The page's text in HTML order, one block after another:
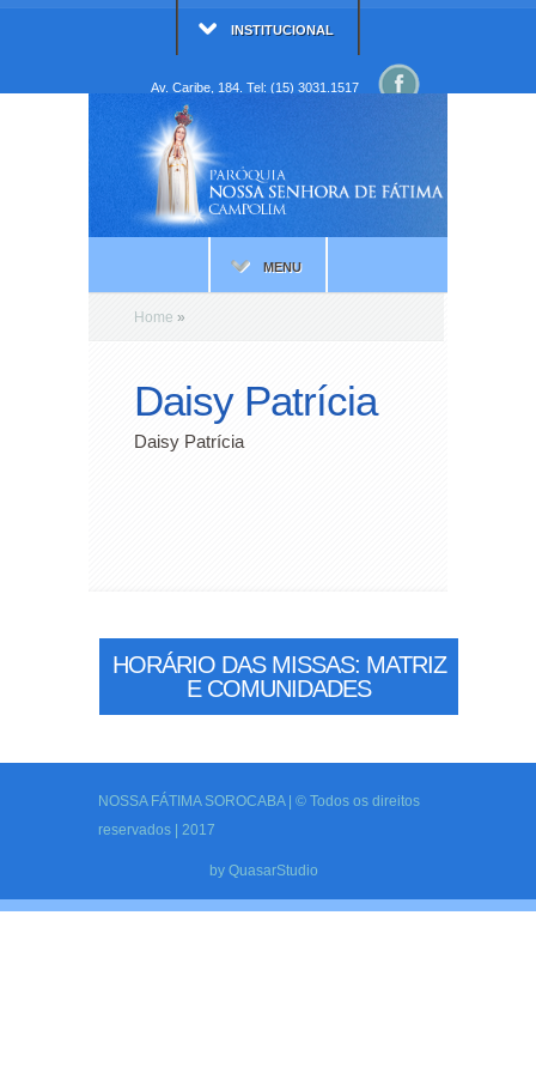
INSTITUCIONAL
Av. Caribe, 184. Tel: (15) 3031.1517
MENU
Home »
Daisy Patrícia
Daisy Patrícia
HORÁRIO DAS MISSAS: MATRIZ
E COMUNIDADES
NOSSA FÁTIMA SOROCABA | © Todos os direitos
reservados | 2017
by QuasarStudio